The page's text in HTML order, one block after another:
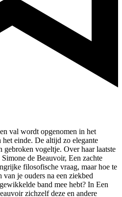
val wordt opgenomen in het
einde. De altijd zo elegante
vogeltje. Over haar laatste
de Beauvoir, Een zachte
filosofische vraag, maar hoe te
van je ouders na een ziekbed
band mee hebt? In Een
zichzelf deze en andere